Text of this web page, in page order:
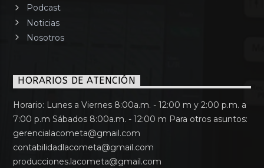
Podcast
Noticias
Nosotros
HORARIOS DE ATENCIÓN
Horario: Lunes a Viernes 8:00a.m. - 12:00 m y 2:00 p.m. a
7:00 p.m Sábados 8:00a.m. - 12:00 m Para otros asuntos:
gerencialacometa@gmail.com
contabilidadlacometa@gmail.com
producciones.lacometa@gmail.com